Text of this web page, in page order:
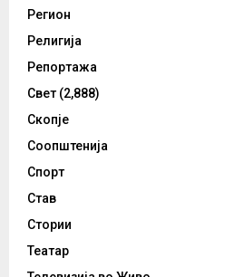
Регион
Религија
Репортажа
Свет (2,888)
Скопје
Соопштенија
Спорт
Став
Стории
Театар